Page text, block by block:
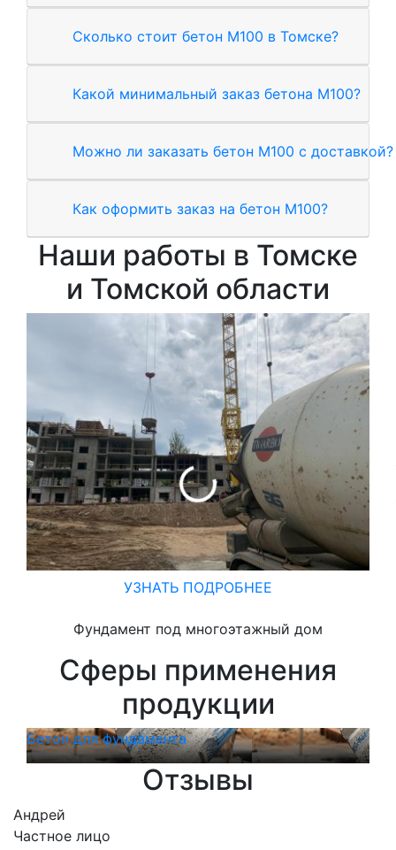
Сколько стоит бетон М100 в Томске?
Какой минимальный заказ бетона М100?
Можно ли заказать бетон М100 с доставкой?
Как оформить заказ на бетон М100?
Наши работы в Томске
и Томской области
УЗНАТЬ ПОДРОБНЕЕ
Фундамент под многоэтажный дом
Сферы применения
продукции
Бетон для фундамента
Отзывы
Андрей
Частное лицо